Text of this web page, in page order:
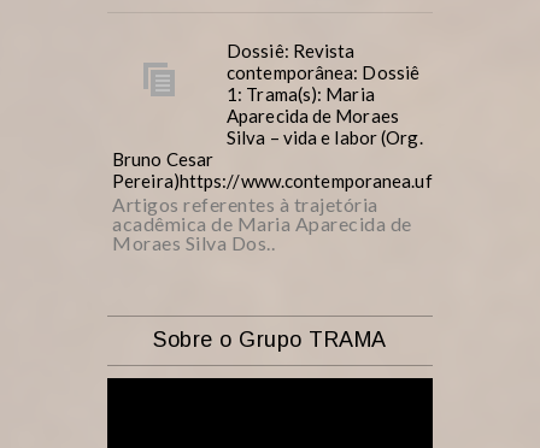
Dossiê: Revista
contemporânea: Dossiê
1: Trama(s): Maria
Aparecida de Moraes
Silva – vida e labor (Org.
Bruno Cesar
Pereira)https://www.contemporanea.ufscar.br/
Artigos referentes à trajetória
acadêmica de Maria Aparecida de
Moraes Silva Dos..
Sobre o Grupo TRAMA